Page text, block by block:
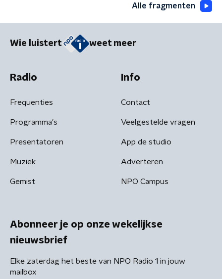
Alle fragmenten
Wie luistert weet meer
Radio
Frequenties
Programma's
Presentatoren
Muziek
Gemist
Info
Contact
Veelgestelde vragen
App de studio
Adverteren
NPO Campus
Abonneer je op onze wekelijkse
nieuwsbrief
Elke zaterdag het beste van NPO Radio 1 in jouw
mailbox